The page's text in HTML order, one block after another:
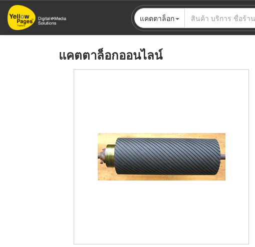
ข้าม
ไป
แคตตาล็อก
แคตตาล็อกออนไลน์